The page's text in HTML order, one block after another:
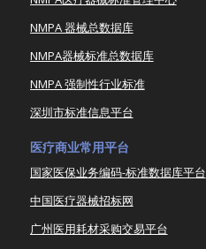
NMPA 器械总数据库
NMPA器械标准总数据库
NMPA 强制性行业标准
深圳市标准信息平台
医疗商业常用平台
国家医保业务编码-标准数据库平台
中国医疗器械招标网
广州医用耗材采购交易平台